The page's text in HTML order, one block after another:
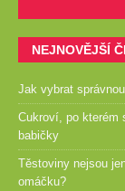
NEJNOVĚJŠÍ
Jak vybrat
Cukroví, po kterém
babičky
Těstoviny nejsou
omáčku?